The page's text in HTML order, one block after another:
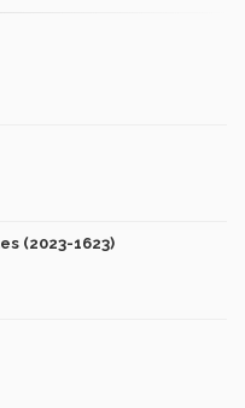
(2023-1623)